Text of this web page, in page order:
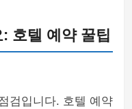
호텔 예약 꿀팁
검입니다. 호텔 예약